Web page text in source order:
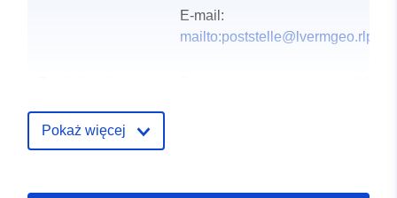
E-mail:
mailto:poststelle@lvermgeo.rlp.de
Pokaż więcej